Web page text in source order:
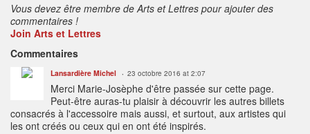
Vous devez être membre de Arts et Lettres pour ajouter des
commentaires !
Join Arts et Lettres
Commentaires
Lansardière Michel 23 octobre 2016 at 2:07
Merci Marie-Josèphe d'être passée sur cette page.
Peut-être auras-tu plaisir à découvrir les autres billets
consacrés à l'accessoire mais aussi, et surtout, aux artistes qui
les ont créés ou ceux qui en ont été inspirés.